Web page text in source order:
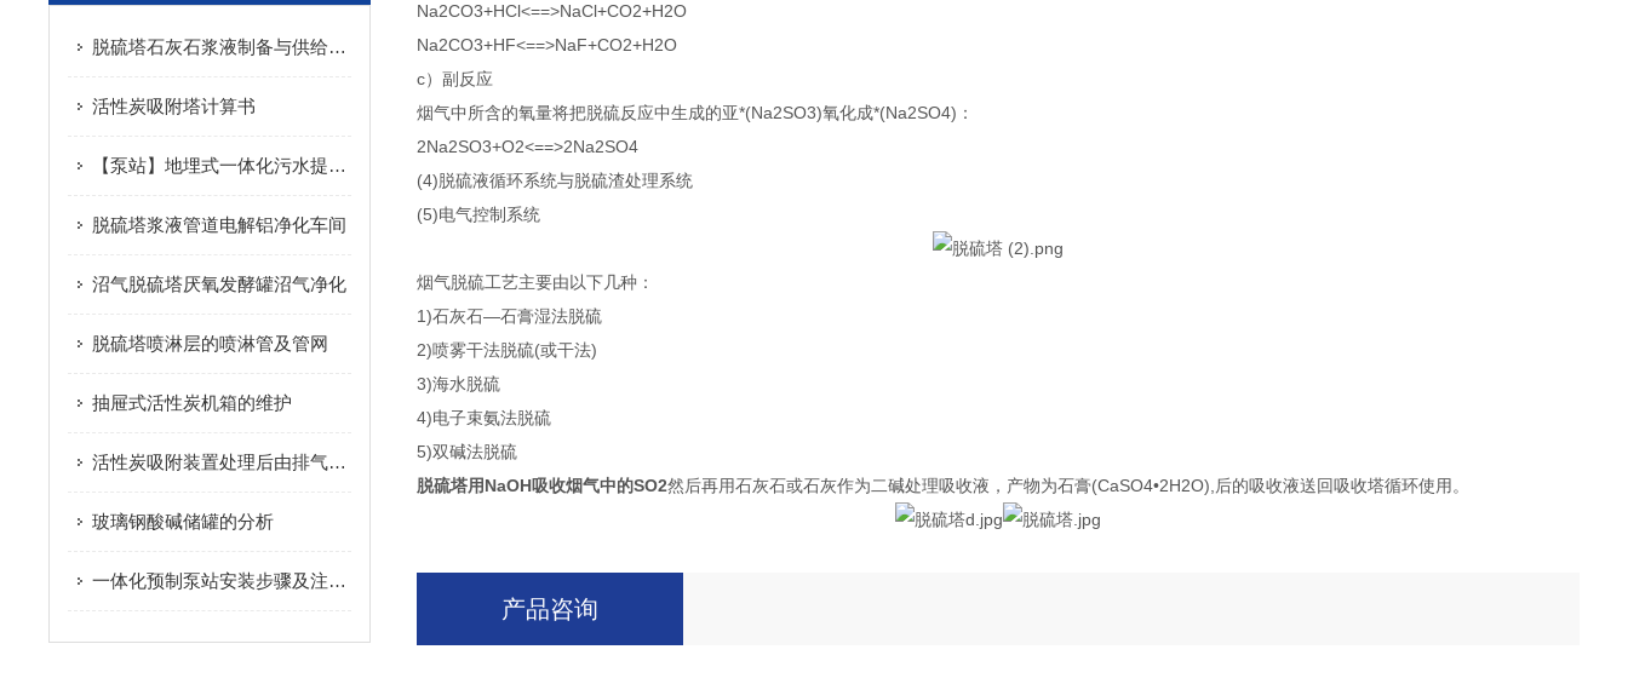
脱硫塔石灰石浆液制备与供给系统
活性炭吸附塔计算书
【泵站】地埋式一体化污水提升泵站下井（池）作业规程
脱硫塔浆液管道电解铝净化车间
沼气脱硫塔厌氧发酵罐沼气净化
脱硫塔喷淋层的喷淋管及管网
抽屉式活性炭机箱的维护
活性炭吸附装置处理后由排气筒用于排放塑料粒子熔融废气治理
玻璃钢酸碱储罐的分析
一体化预制泵站安装步骤及注意事项
Na2CO3+HCl<==>NaCl+CO2+H2O
Na2CO3+HF<==>NaF+CO2+H2O
c）副反应
烟气中所含的氧量将把脱硫反应中生成的亚*(Na2SO3)氧化成*(Na2SO4)：
2Na2SO3+O2<==>2Na2SO4
(4)脱硫液循环系统与脱硫渣处理系统
(5)电气控制系统
烟气脱硫工艺主要由以下几种：
1)石灰石—石膏湿法脱硫
2)喷雾干法脱硫(或干法)
3)海水脱硫
4)电子束氨法脱硫
5)双碱法脱硫
脱硫塔用NaOH吸收烟气中的SO2然后再用石灰石或石灰作为二碱处理吸收液，产物为石膏(CaSO4•2H2O),后的吸收液送回吸收塔循环使用。
产品咨询